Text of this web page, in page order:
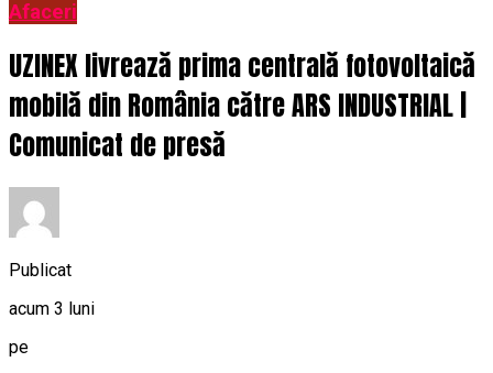
Afaceri
UZINEX livrează prima centrală fotovoltaică
mobilă din România către ARS INDUSTRIAL |
Comunicat de presă
Publicat
acum 3 luni
pe